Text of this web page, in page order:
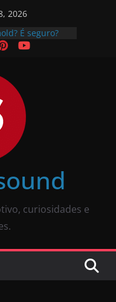
2026
É seguro?
Uma review
é bom?
bluetooth e
curiosidades e